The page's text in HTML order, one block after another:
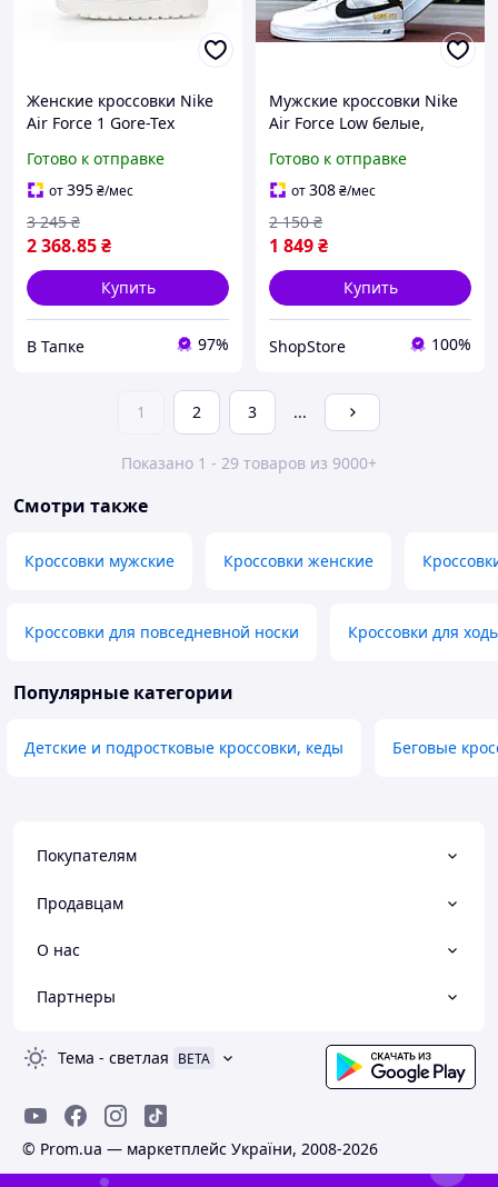
Женские кроссовки Nike
Air Force 1 Gore-Tex
спортивные стильные
кроссовки 14491 Найк
Готово к отправке
от395₴/мес
2 368.85₴
3 245 ₴
Купить
В Тапке 97%
Мужские кроссовки Nike
Air Force Low белые,
Nike Air Force
Готово к отправке
от308₴/мес
1 849₴
2 150 ₴
Купить
ShopStore 100%
1 2 3 ...
Показано 1 - 29 товаров из 9000+
Смотри также
Кроссовки мужские Кроссовки женские
Кроссовки для повседневной носки Кроссовки для
Популярные категории
Детские и подростковые кроссовки, кеды Беговые
Покупателям
Продавцам
О нас
Партнеры
Тема - светлая BETA
© Prom.ua — маркетплейс України, 2008-2026